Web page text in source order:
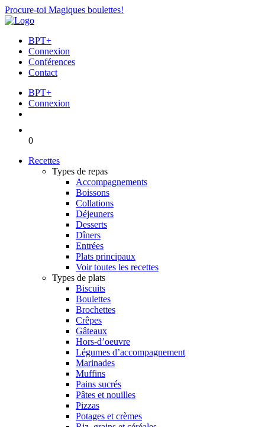
Procure-toi Magiques boulettes!
BPT+
Connexion
Conférences
Contact
BPT+
Connexion
0
Recettes
Types de repas
Accompagnements
Boissons
Collations
Déjeuners
Desserts
Dîners
Entrées
Plats principaux
Voir toutes les recettes
Types de plats
Biscuits
Boulettes
Brochettes
Crêpes
Gâteaux
Hors-d’oeuvre
Légumes d’accompagnement
Marinades
Muffins
Pains sucrés
Pâtes et nouilles
Pizzas
Potages et crèmes